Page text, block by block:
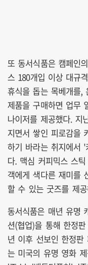
또 동서식품은 캠페인
스 180개입 이상 대규
휴식을 돕는 목베개를,
제품을 구매하면 업무
나이저를 제공했다. 지
지면서 쌓인 피로감을
하기 바라는 취지에서
다. 맥심 커피믹스 스
객에게 색다른 재미를
할 수 있는 굿즈를 제
동서식품은 매년 유명
션(협업)을 통해 한정
년 이후 선보인 한정판
는 미국의 유명 영화